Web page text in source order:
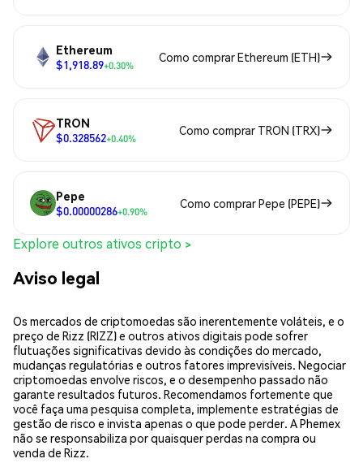
Ethereum
$1,918.89+0.30%
Como comprar Ethereum (ETH)
TRON
$0.328562+0.40%
Como comprar TRON (TRX)
Pepe
$0.00000286+0.90%
Como comprar Pepe (PEPE)
Explore outros ativos cripto >
Aviso legal
Os mercados de criptomoedas são inerentemente voláteis, e o
preço de Rizz (RIZZ) e outros ativos digitais pode sofrer
flutuações significativas devido às condições do mercado,
mudanças regulatórias e outros fatores imprevisíveis. Negociar
criptomoedas envolve riscos, e o desempenho passado não
garante resultados futuros. Recomendamos fortemente que
você faça uma pesquisa completa, implemente estratégias de
gestão de risco e invista apenas o que pode perder. A Phemex
não se responsabiliza por quaisquer perdas na compra ou
venda de Rizz.